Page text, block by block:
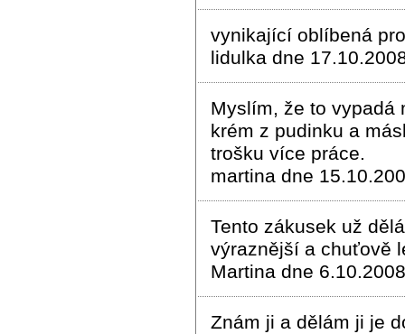
vynikající oblíbená
lidulka dne
Myslím, že to vypadá
krém z pudinku a
trošku více práce.
martina dne
Tento zákusek už
výraznější a chuťově
Martina dne
Znám ji a dělám ji je